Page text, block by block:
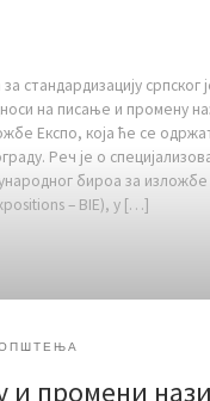
стандардизацију српског
на писање и промену
Експо, која ће се
Реч је о
бироа за изложбе
– BIE), у […]
и промени